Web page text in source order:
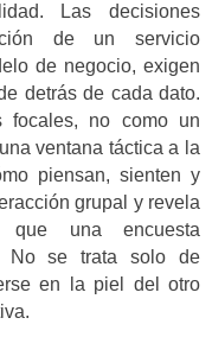
Las decisiones
de un servicio
de negocio, exigen
detrás de cada dato.
focales, no como un
ventana táctica a la
piensan, sienten y
grupal y revela
que una encuesta
No se trata solo de
en la piel del otro